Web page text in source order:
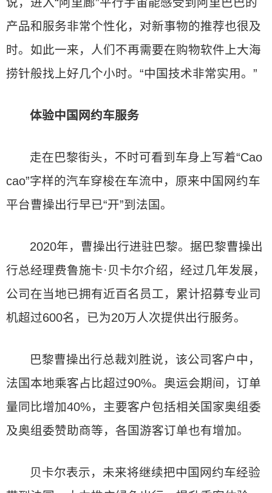
产品和服务非常个性化，对新事物的推荐也很及
时。如此一来，人们不再需要在购物软件上大海
捞针般找上好几个小时。“中国技术非常实用。”
体验中国网约车服务
走在巴黎街头，不时可看到车身上写着“Cao
cao”字样的汽车穿梭在车流中，原来中国网约车
平台曹操出行早已“开”到法国。
2020年，曹操出行进驻巴黎。据巴黎曹操出
行总经理费鲁施卡·贝卡尔介绍，经过几年发展，
公司在当地已拥有近百名员工，累计招募专业司
机超过600名，已为20万人次提供出行服务。
巴黎曹操出行总裁刘胜说，该公司客户中，
法国本地乘客占比超过90%。奥运会期间，订单
量同比增加40%，主要客户包括相关国家奥组委
及奥组委赞助商等，各国游客订单也有增加。
贝卡尔表示，未来将继续把中国网约车经验